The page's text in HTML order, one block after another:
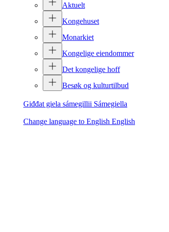
Aktuelt
Kongehuset
Monarkiet
Kongelige eiendommer
Det kongelige hoff
Besøk og kulturtilbud
Giđđat giela sámegillii Sámegiella
Change language to English English